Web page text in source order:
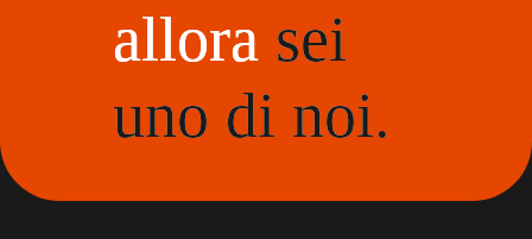
allora sei
uno di noi.